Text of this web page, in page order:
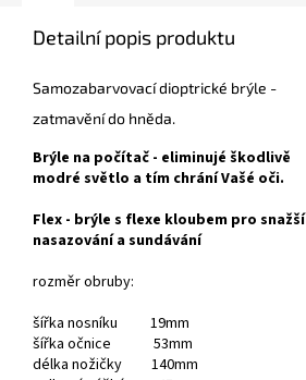
Detailní popis produktu
Samozabarvovací dioptrické brýle -
zatmavění do hněda.
Brýle na počítač - eliminujé škodlivě
modré světlo a tím chrání Vašé oči.
Flex - brýle s flexe kloubem pro snažší
nasazování a sundávání
rozměr obruby:
šířka nosníku 19mm
šířka očnice 53mm
délka nožičky 140mm